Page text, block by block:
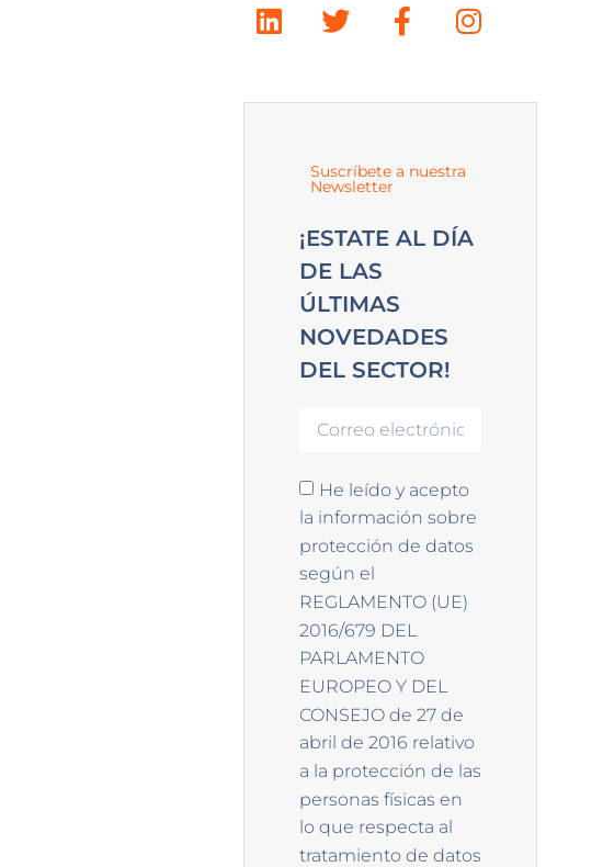
Suscríbete a nuestra
Newsletter
¡ESTATE AL DÍA
DE LAS
ÚLTIMAS
NOVEDADES
DEL SECTOR!
He leído y acepto
la información sobre
protección de datos
según el
REGLAMENTO (UE)
2016/679 DEL
PARLAMENTO
EUROPEO Y DEL
CONSEJO de 27 de
abril de 2016 relativo
a la protección de las
personas físicas en
lo que respecta al
tratamiento de datos